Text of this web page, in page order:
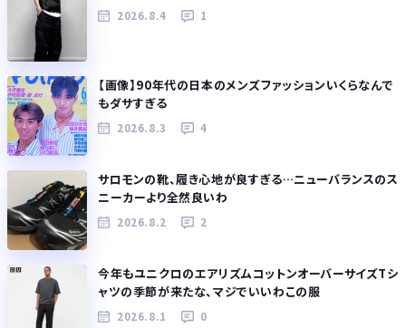
2026.8.4 1
【画像】90年代の日本のメンズファッションいくらなんで
もダサすぎる
2026.8.3 4
サロモンの靴、履き心地が良すぎる…ニューバランスのス
ニーカーより全然良いわ
2026.8.2 2
今年もユニクロのエアリズムコットンオーバーサイズTシ
ャツの季節が来たな、マジでいいわこの服
2026.8.1 0